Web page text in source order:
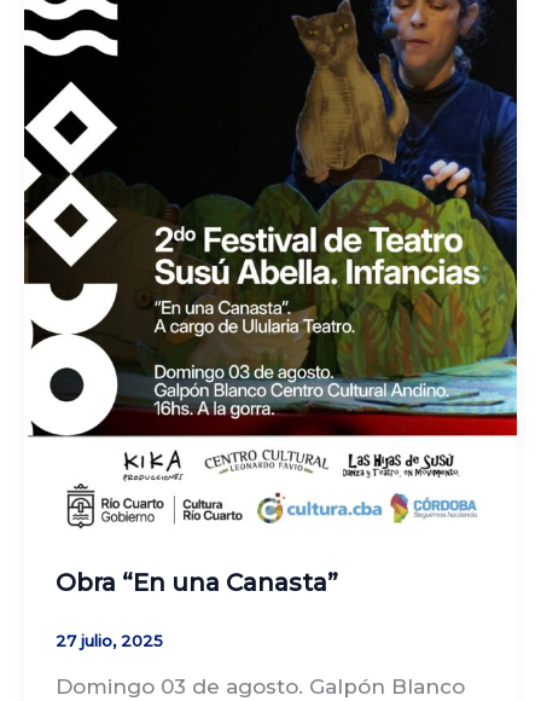
Obra “En una Canasta”
27 julio, 2025
Domingo 03 de agosto. Galpón Blanco